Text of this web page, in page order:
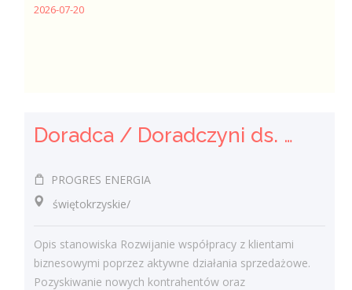
2026-07-20
Doradca / Doradczyni ds. Klientów Biznesowych - sprzedaż energii elektrycznej i gazu
PROGRES ENERGIA
świętokrzyskie/
Opis stanowiska Rozwijanie współpracy z klientami
biznesowymi poprzez aktywne działania sprzedażowe.
Pozyskiwanie nowych kontrahentów oraz